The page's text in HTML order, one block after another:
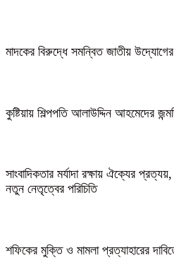
মাদকের বিরুদ্ধে সমন্বিত জাতীয়
কুষ্টিয়ায় শিল্পপতি আলাউদ্দিন আহমেদের
সাংবাদিকতার মর্যাদা রক্ষায় ঐক্যের
নতুন নেতৃত্বের পরিচিতি
শফিকের মুক্তি ও মামলা প্রত্যাহারের